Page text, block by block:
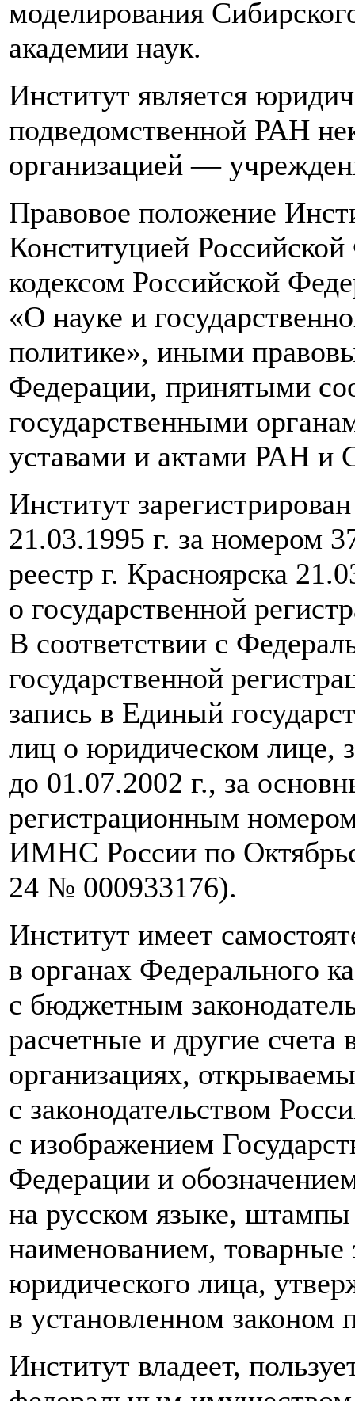
моделирования
академии наук.
Институт является
подведомственной РАН
организацией —
Правовое положение
Конституцией
кодексом Российской
«О науке и
политике», иными
Федерации, принятыми
государственными
уставами и актами РАН и
Институт
21.03.1995 г. за номером
реестр г. Красноярска
о государственной
В соответствии с
государственной
запись в Единый
лиц о юридическом лице,
до 01.07.2002 г., за
регистрационным
ИМНС России по
24 № 000933176).
Институт имеет
в органах Федерального
с бюджетным
расчетные и другие
организациях,
с законодательством
с изображением
Федерации и
на русском языке,
наименованием, товарные
юридического лица,
в установленном законом
Институт владеет,